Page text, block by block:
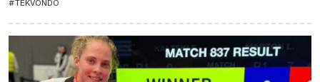
#TEKVONDÓ